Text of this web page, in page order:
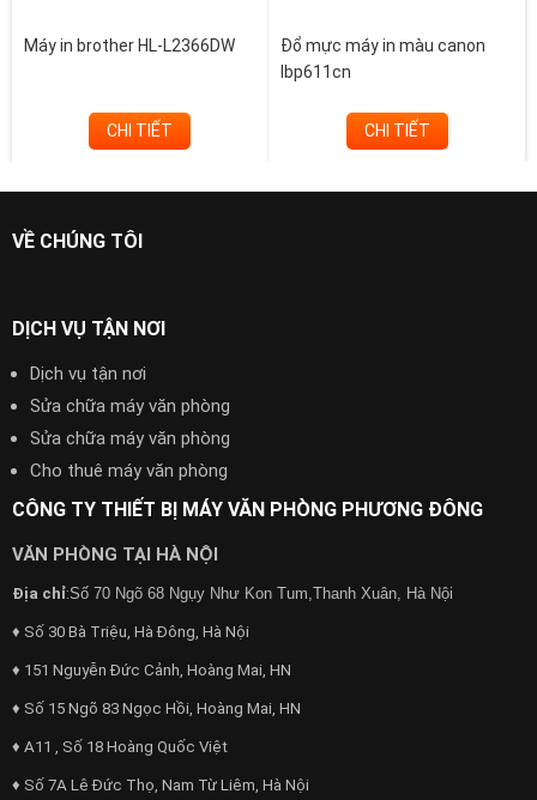
Máy in brother HL-L2366DW
CHI TIẾT
Đổ mực máy in màu canon
lbp611cn
CHI TIẾT
VỀ CHÚNG TÔI
DỊCH VỤ TẬN NƠI
Dịch vụ tận nơi
Sửa chữa máy văn phòng
Sửa chữa máy văn phòng
Cho thuê máy văn phòng
CÔNG TY THIẾT BỊ MÁY VĂN PHÒNG PHƯƠNG ĐÔNG
VĂN PHÒNG TẠI HÀ NỘI
Địa chỉ:Số 70 Ngõ 68 Ngụy Như Kon Tum,Thanh Xuân, Hà Nội
♦ Số 30 Bà Triệu, Hà Đông, Hà Nội
♦ 151 Nguyễn Đức Cảnh, Hoàng Mai, HN
♦ Số 15 Ngõ 83 Ngọc Hồi, Hoàng Mai, HN
♦ A11 , Số 18 Hoàng Quốc Việt
♦ Số 7A Lê Đức Thọ, Nam Từ Liêm, Hà Nội